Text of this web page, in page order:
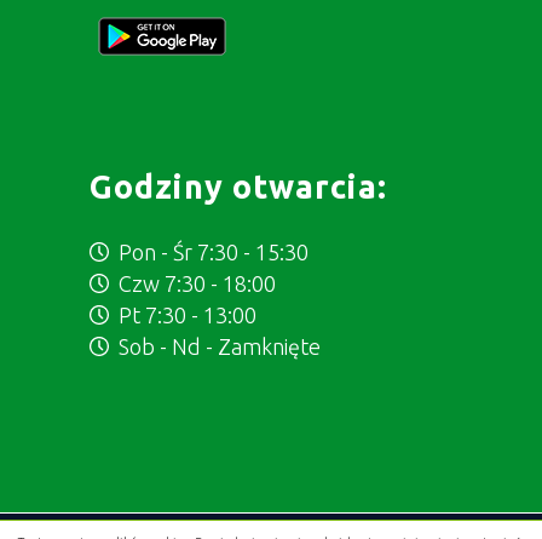
Godziny otwarcia:
Pon - Śr 7:30 - 15:30
Czw 7:30 - 18:00
Pt 7:30 - 13:00
Sob - Nd - Zamknięte